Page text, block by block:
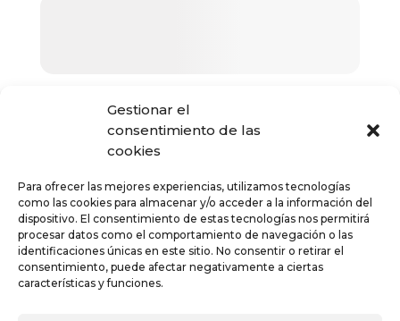
Gestionar el
consentimiento de las
cookies
Para ofrecer las mejores experiencias, utilizamos tecnologías
como las cookies para almacenar y/o acceder a la información del
dispositivo. El consentimiento de estas tecnologías nos permitirá
procesar datos como el comportamiento de navegación o las
identificaciones únicas en este sitio. No consentir o retirar el
consentimiento, puede afectar negativamente a ciertas
características y funciones.